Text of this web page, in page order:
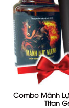
Combo Mãnh
Titan